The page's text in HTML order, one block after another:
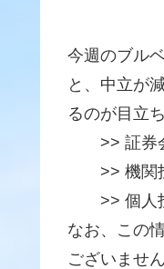
今週のブル
と、中立が
るのが目立
>> 証券
>> 機関
>> 個人
なお、この
ございませ